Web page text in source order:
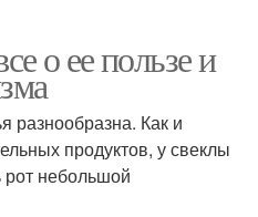
о ее пользе и
разнообразна. Как и
продуктов, у свеклы
небольшой